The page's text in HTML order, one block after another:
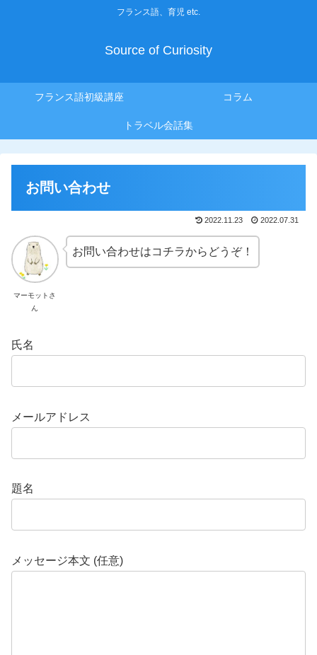
フランス語、育児 etc.
Source of Curiosity
フランス語初級講座 コラム
トラベル会話集
お問い合わせ
2022.11.23 2022.07.31
マーモットさ
ん
お問い合わせはコチラからどうぞ！
氏名
メールアドレス
題名
メッセージ本文 (任意)